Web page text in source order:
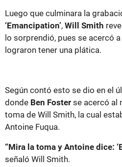
Luego que culminara la
‘Emancipation’, Will Smith
lo sorprendió, pues se acercó
lograron tener una plática.
Según contó esto se dio en el
donde Ben Foster se acercó al
toma de Will Smith, la cual
Antoine Fuqua.
“Mira la toma y Antoine dice:
señaló Will Smith.